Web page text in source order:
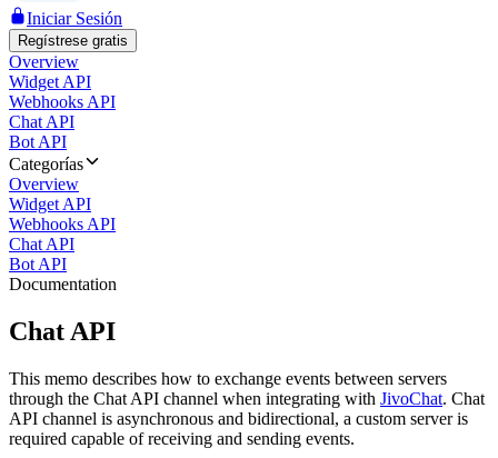
Iniciar Sesión
Regístrese gratis
Overview
Widget API
Webhooks API
Chat API
Bot API
Categorías
Overview
Widget API
Webhooks API
Chat API
Bot API
Documentation
Chat API
This memo describes how to exchange events between servers
through the Chat API channel when integrating with JivoChat. Chat
API channel is asynchronous and bidirectional, a custom server is
required capable of receiving and sending events.